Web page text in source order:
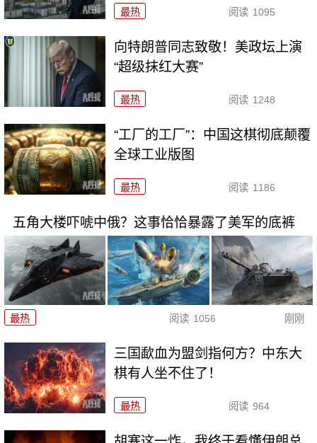
最热 阅读 1095
向特朗普同志致敬！美政坛上演
“超级抹红大赛”
最热 阅读 1248
“工厂的工厂”：中国这棋彻底颠覆
全球工业版图
最热 阅读 1186
五角大楼吓唬中俄？这事恰恰暴露了美军的底裤
最热 阅读 1056 刚刚
三国歃血为盟剑指何方？中东大
棋有人坐不住了！
最热 阅读 964